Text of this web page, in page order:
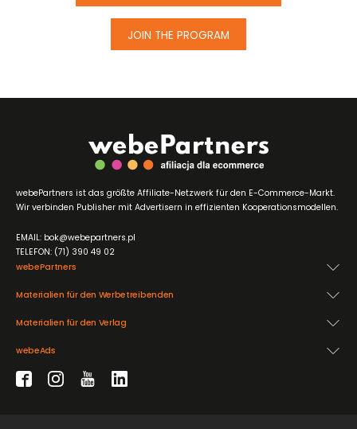
JOIN THE PROGRAM
webePartners
Materialien für den Werbetreibenden
Materialien für den Verlag
webeAds
webePartners ist das größte Affiliate-Netzwerk für den E-Commerce-Markt.
Wir verbinden Publisher mit Advertisern in effizienten Kooperationsmodellen.
EMAIL: bok@webepartners.pl
TELEFON: (71) 390 49 02